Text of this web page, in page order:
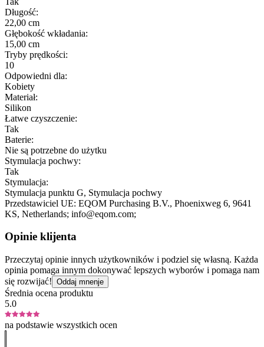
Długość:
22,00 cm
Głębokość wkładania:
15,00 cm
Tryby prędkości:
10
Odpowiedni dla:
Kobiety
Materiał:
Silikon
Łatwe czyszczenie:
Tak
Baterie:
Nie są potrzebne do użytku
Stymulacja pochwy:
Tak
Stymulacja:
Stymulacja punktu G, Stymulacja pochwy
Przedstawiciel UE: EQOM Purchasing B.V., Phoenixweg 6, 9641
KS, Netherlands; info@eqom.com;
Opinie klijenta
Przeczytaj opinie innych użytkowników i podziel się własną. Każda
opinia pomaga innym dokonywać lepszych wyborów i pomaga nam
się rozwijać! Oddaj mnenje
Średnia ocena produktu
5.0
na podstawie wszystkich ocen